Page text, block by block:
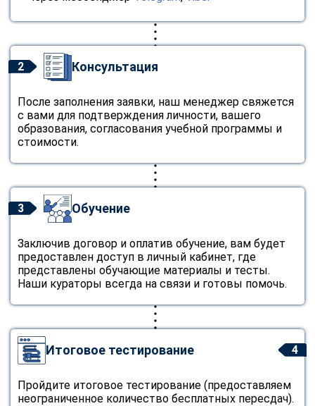
2 Консультация
После заполнения заявки, наш менеджер свяжется
с вами для подтверждения личности, вашего
образования, согласования учебной программы и
стоимости.
3 Обучение
Заключив договор и оплатив обучение, вам будет
предоставлен доступ в личный кабинет, где
представлены обучающие материалы и тесты.
Наши кураторы всегда на связи и готовы помочь.
4
Итоговое тестирование
Пройдите итоговое тестирование (предоставляем
неограниченное количество бесплатных пересдач).